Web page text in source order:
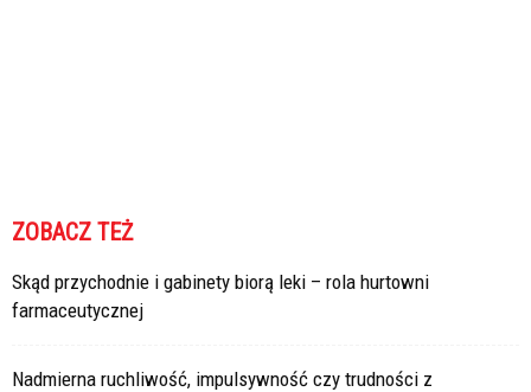
ZOBACZ TEŻ
Skąd przychodnie i gabinety biorą leki – rola hurtowni
farmaceutycznej
Nadmierna ruchliwość, impulsywność czy trudności z